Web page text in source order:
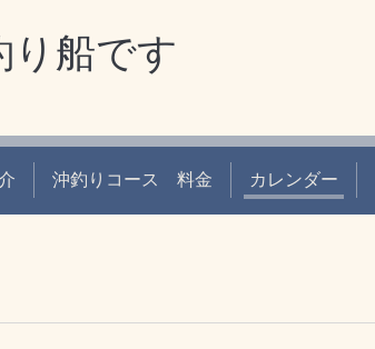
り船です
沖釣りコース 料金 カレンダー